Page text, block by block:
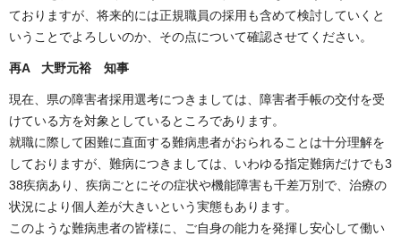
ておりますが、将来的には正規職員の採用も含めて検討していくと
いうことでよろしいのか、その点について確認させてください。
再A 大野元裕 知事
現在、県の障害者採用選考につきましては、障害者手帳の交付を受
けている方を対象としているところであります。
就職に際して困難に直面する難病患者がおられることは十分理解を
しておりますが、難病につきましては、いわゆる指定難病だけでも3
38疾病あり、疾病ごとにその症状や機能障害も千差万別で、治療の
状況により個人差が大きいという実態もあります。
このような難病患者の皆様に、ご自身の能力を発揮し安心して働い